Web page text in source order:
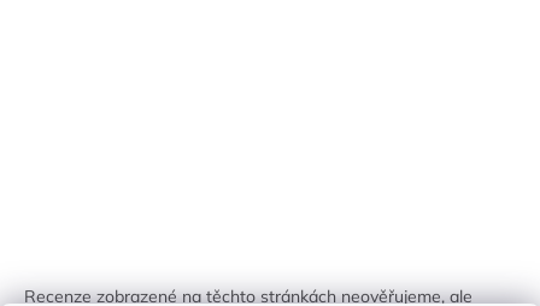
Recenze zobrazené na těchto stránkách neověřujeme, ale